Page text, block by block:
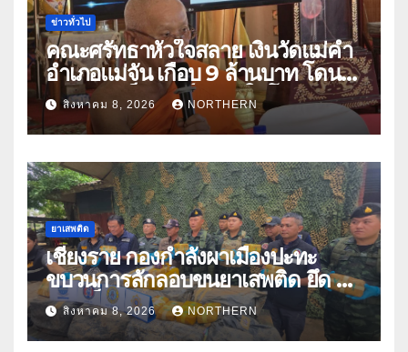
ข่าวทั่วไป
คณะศรัทธาหัวใจสลาย เงินวัดแม่คำ
อำเภอแม่จัน เกือบ 9 ล้านบาท โดน
แก๊งคอลเซ็นเตอร์หลอกให้โอนข้าม
ปีกว่า 66 บัญชี
สิงหาคม 8, 2026 NORTHERN
ยาเสพติด
เชียงราย กองกำลังผาเมืองปะทะ
ขบวนการลักลอบขนยาเสพติด ยึด 2
ล้านเม็ด
สิงหาคม 8, 2026 NORTHERN